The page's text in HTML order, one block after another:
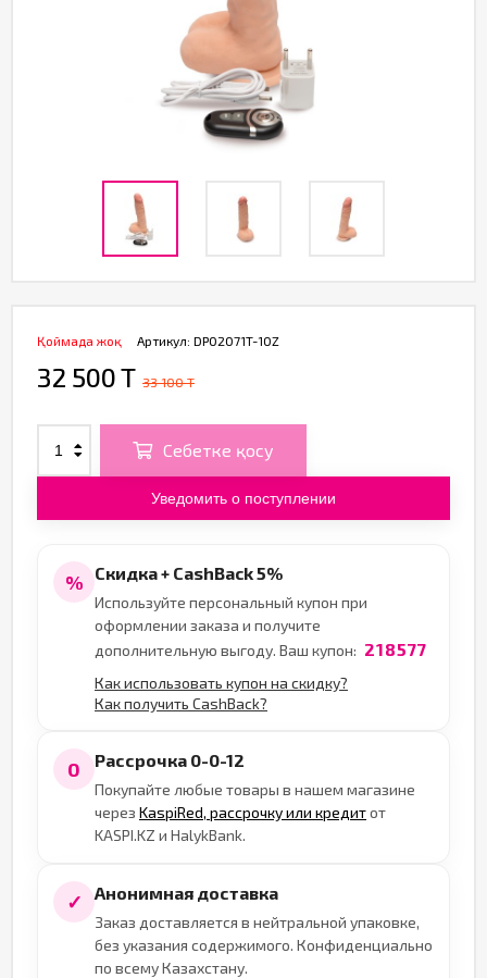
Артикул: DP02071T-10Z
Қоймада жоқ
32 500 T 33 100 T
Себетке қосу
Уведомить о поступлении
% Скидка + CashBack 5%
Используйте персональный купон при
оформлении заказа и получите
дополнительную выгоду. Ваш купон: 218577
Как использовать купон на скидку?
Как получить CashBack?
0 Рассрочка 0-0-12
Покупайте любые товары в нашем магазине
через KaspiRed, рассрочку или кредитот
KASPI.KZ и HalykBank.
✓ Анонимная доставка
Заказ доставляется в нейтральной упаковке,
без указания содержимого. Конфиденциально
по всему Казахстану.